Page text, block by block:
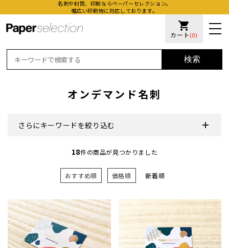
名刺や封筒、印刷ならペーパーセレクション。
幅広い印刷物に対応しております。
shopping_cart
カート (0)
検索
加工
厚盛
オンデマンド名刺
さらにキーワードを絞り込む
18件の商品が見つかりました
おすすめ順 価格順 新着順